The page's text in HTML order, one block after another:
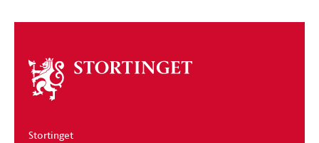
Om
stortinget
Stortinget